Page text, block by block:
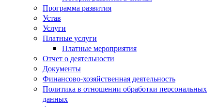
Программа развития
Устав
Услуги
Платные услуги
Платные мероприятия
Отчет о деятельности
Документы
Финансово-хозяйственная деятельность
Политика в отношении обработки персональных
данных